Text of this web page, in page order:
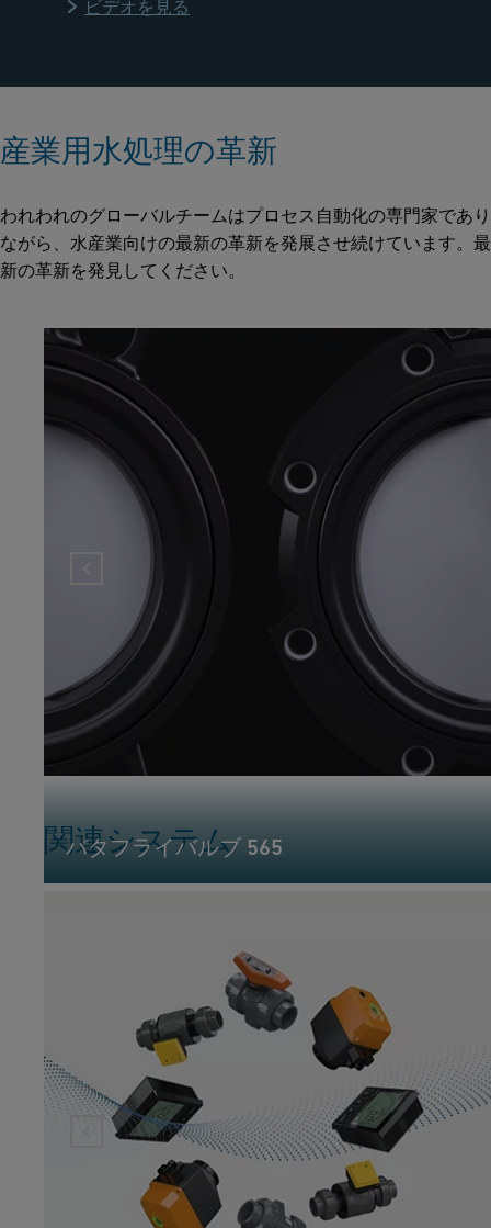
ビデオを見る
産業用水処理の革新
われわれのグローバルチームはプロセス自動化の専門家であり
ながら、水産業向けの最新の革新を発展させ続けています。最
新の革新を発見してください。
バタフライバルブ 565
関連システム